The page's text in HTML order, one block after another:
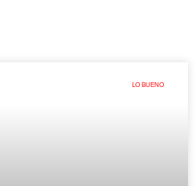
LO BUENO